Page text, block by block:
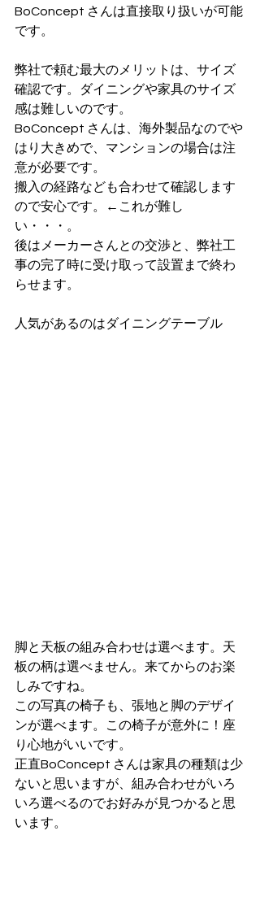
BoConcept さんは直接取り扱いが可能
です。
弊社で頼む最大のメリットは、サイズ
確認です。ダイニングや家具のサイズ
感は難しいのです。
BoConcept さんは、海外製品なのでや
はり大きめで、マンションの場合は注
意が必要です。
搬入の経路なども合わせて確認します
ので安心です。←これが難し
い・・・。
後はメーカーさんとの交渉と、弊社工
事の完了時に受け取って設置まで終わ
らせます。
人気があるのはダイニングテーブル
脚と天板の組み合わせは選べます。天
板の柄は選べません。来てからのお楽
しみですね。
この写真の椅子も、張地と脚のデザイ
ンが選べます。この椅子が意外に！座
り心地がいいです。
正直BoConcept さんは家具の種類は少
ないと思いますが、組み合わせがいろ
いろ選べるのでお好みが見つかると思
います。